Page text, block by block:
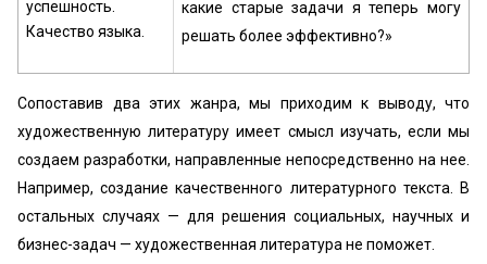
успешность.
Качество языка.
какие старые задачи я теперь могу
решать более эффективно?»
Сопоставив два этих жанра, мы приходим к выводу, что
художественную литературу имеет смысл изучать, если мы
создаем разработки, направленные непосредственно на нее.
Например, создание качественного литературного текста. В
остальных случаях — для решения социальных, научных и
бизнес-задач — художественная литература не поможет.